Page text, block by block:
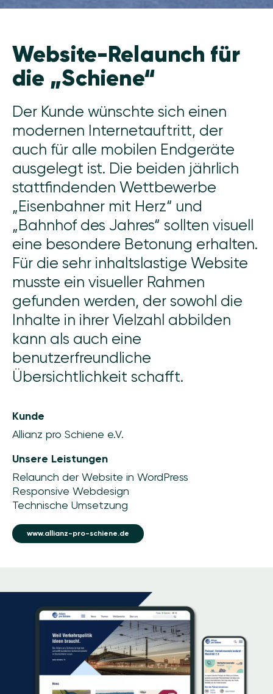
Website-Relaunch für
die „Schiene“
Der Kunde wünschte sich einen
modernen Internetauftritt, der
auch für alle mobilen Endgeräte
ausgelegt ist. Die beiden jährlich
stattfindenden Wettbewerbe
„Eisenbahner mit Herz“ und
„Bahnhof des Jahres“ sollten visuell
eine besondere Betonung erhalten.
Für die sehr inhaltslastige Website
musste ein visueller Rahmen
gefunden werden, der sowohl die
Inhalte in ihrer Vielzahl abbilden
kann als auch eine
benutzerfreundliche
Übersichtlichkeit schafft.
Kunde
Allianz pro Schiene e.V.
Unsere Leistungen
Relaunch der Website in WordPress
Responsive Webdesign
Technische Umsetzung
www.allianz-pro-schiene.de